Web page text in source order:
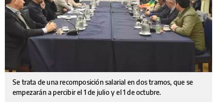
Se trata de una recomposición salarial en dos tramos, que se
empezarán a percibir el 1 de julio y el 1 de octubre.